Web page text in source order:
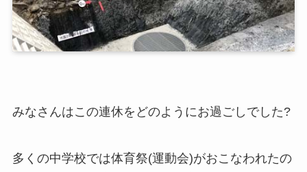
みなさんはこの連休をどのようにお過ごしでした?
多くの中学校では体育祭(運動会)がおこなわれたの